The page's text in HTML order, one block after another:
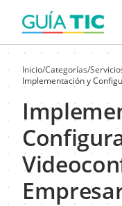
Inicio/Categorías/
Implementación y